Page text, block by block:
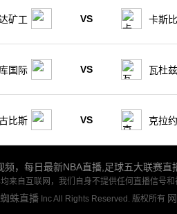
矿工 VS 卡斯
国际 VS 瓦杜兹
比斯 VS 克拉
，每日最新NBA直播,足球五大联赛直
来自互联网，我们自身不提供任何直播信号
蜘蛛直播 Inc All Rights Reserved. 版权所有